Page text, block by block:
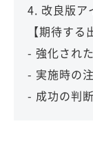
4. 改良版ア
【期待する
- 強化され
- 実施時の
- 成功の判